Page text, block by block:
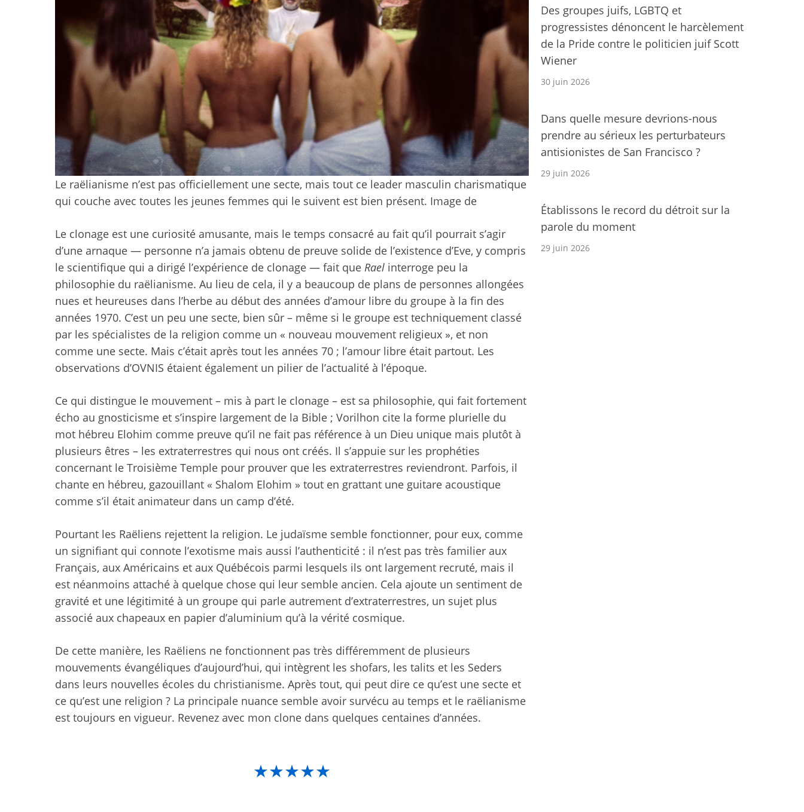
Le raëlianisme n’est pas officiellement une secte, mais tout ce leader masculin charismatique
qui couche avec toutes les jeunes femmes qui le suivent est bien présent. Image de
Le clonage est une curiosité amusante, mais le temps consacré au fait qu’il pourrait s’agir
d’une arnaque — personne n’a jamais obtenu de preuve solide de l’existence d’Eve, y compris
le scientifique qui a dirigé l’expérience de clonage — fait que Rael interroge peu la
philosophie du raëlianisme. Au lieu de cela, il y a beaucoup de plans de personnes allongées
nues et heureuses dans l’herbe au début des années d’amour libre du groupe à la fin des
années 1970. C’est un peu une secte, bien sûr – même si le groupe est techniquement classé
par les spécialistes de la religion comme un « nouveau mouvement religieux », et non
comme une secte. Mais c’était après tout les années 70 ; l’amour libre était partout. Les
observations d’OVNIS étaient également un pilier de l’actualité à l’époque.
Ce qui distingue le mouvement – ​​mis à part le clonage – est sa philosophie, qui fait fortement
écho au gnosticisme et s’inspire largement de la Bible ; Vorilhon cite la forme plurielle du
mot hébreu Elohim comme preuve qu’il ne fait pas référence à un Dieu unique mais plutôt à
plusieurs êtres – les extraterrestres qui nous ont créés. Il s’appuie sur les prophéties
concernant le Troisième Temple pour prouver que les extraterrestres reviendront. Parfois, il
chante en hébreu, gazouillant « Shalom Elohim » tout en grattant une guitare acoustique
comme s’il était animateur dans un camp d’été.
Pourtant les Raëliens rejettent la religion. Le judaïsme semble fonctionner, pour eux, comme
un signifiant qui connote l’exotisme mais aussi l’authenticité : il n’est pas très familier aux
Français, aux Américains et aux Québécois parmi lesquels ils ont largement recruté, mais il
est néanmoins attaché à quelque chose qui leur semble ancien. Cela ajoute un sentiment de
gravité et une légitimité à un groupe qui parle autrement d’extraterrestres, un sujet plus
associé aux chapeaux en papier d’aluminium qu’à la vérité cosmique.
De cette manière, les Raëliens ne fonctionnent pas très différemment de plusieurs
mouvements évangéliques d’aujourd’hui, qui intègrent les shofars, les talits et les Seders
dans leurs nouvelles écoles du christianisme. Après tout, qui peut dire ce qu’est une secte et
ce qu’est une religion ? La principale nuance semble avoir survécu au temps et le raëlianisme
est toujours en vigueur. Revenez avec mon clone dans quelques centaines d’années.
★★★★★
Des groupes juifs, LGBTQ et
progressistes dénoncent le harcèlement
de la Pride contre le politicien juif Scott
Wiener
30 juin 2026
Dans quelle mesure devrions-nous
prendre au sérieux les perturbateurs
antisionistes de San Francisco ?
29 juin 2026
Établissons le record du détroit sur la
parole du moment
29 juin 2026